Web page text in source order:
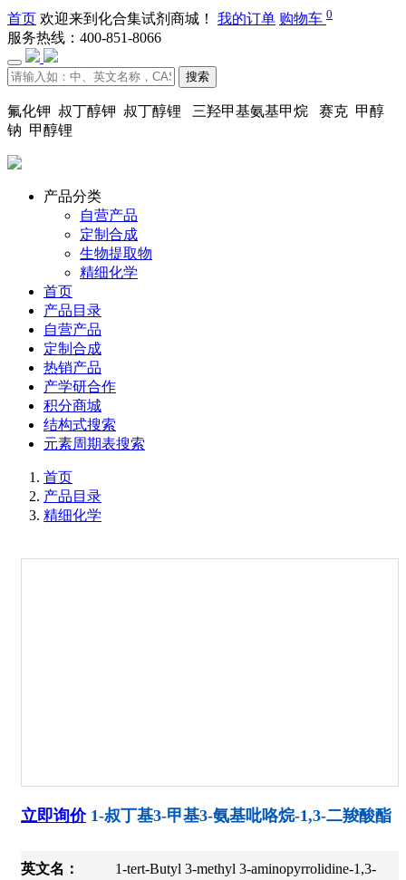
首页 欢迎来到化合集试剂商城！ 我的订单 购物车 0
服务热线：400-851-8066
搜索
氟化钾 叔丁醇钾 叔丁醇锂 三羟甲基氨基甲烷 赛克 甲醇
钠 甲醇锂
产品分类
自营产品
定制合成
生物提取物
精细化学
首页
产品目录
自营产品
定制合成
热销产品
产学研合作
积分商城
结构式搜索
元素周期表搜索
首页
产品目录
精细化学
立即询价 1-叔丁基3-甲基3-氨基吡咯烷-1,3-二羧酸酯
英文名： 1-tert-Butyl 3-methyl 3-aminopyrrolidine-1,3-